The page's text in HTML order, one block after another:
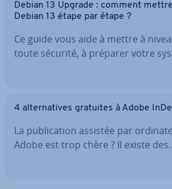
Debian 13 Upgrade : comment
Debian 13 étape par étape ?
Ce guide vous aide à mettre à
toute sécurité, à préparer votre
4 al­ter­na­tives gratuites à Adobe
La pu­bli­ca­tion assistée par
Adobe est trop chère ? Il existe